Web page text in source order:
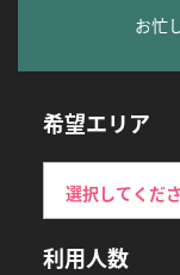
お忙
希望エリア
利用人数